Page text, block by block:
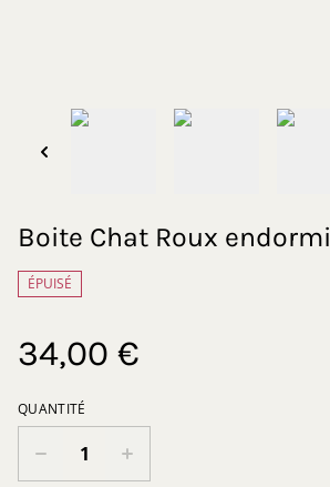
Boite Chat Roux endormi
ÉPUISÉ
34,00 €
QUANTITÉ